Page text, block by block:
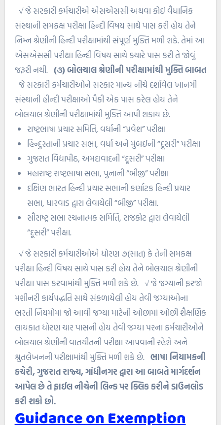
√જે સરકારી કર્મચારીએ એસએસસી અથવા કોઈ વૈધાનિક
સંસ્થાની સમકક્ષ પરીક્ષા હિન્દી વિષય સાથે પાસ કરી હોય તેને
નિમ્ન શ્રેણીની હિન્દી પરીક્ષામાંથી સંપૂર્ણ મુક્તિ મળી શકે. તેમાં આ
એસએસસી પરીક્ષા હિન્દી વિષય સાથે ક્યારે પાસ કરી તે જોવું
જરૂરી નથી. (૩) બોલચાલ શ્રેણીની પરીક્ષામાંથી મુક્તિ બાબત
જે સરકારી કર્મચારીઓને સરકાર માન્ય નીચે દર્શાવેલ ખાનગી
સંસ્થાની હીન્દી પરીક્ષાઓ પૈકી એક પાસ કરેલ હોય તેને
બોલચાલ શ્રેણીની પરીક્ષામાંથી મુક્તિ આપી શકાય છે.
રાષ્ટ્રભાષા પ્રચાર સમિતિ, વર્ધાની “પ્રવેશ” પરીક્ષા
હિન્દુસ્તાની પ્રચાર સભા, વર્ધા અને મુંબઈની “દૂસરી” પરીક્ષા
ગુજરાત વિદ્યાપીઠ, અમદાવાદની “દૂસરી” પરીક્ષા
મહારાષ્ટ્ર રાષ્ટ્રભાષા સભા, પુનાની “બીજી” પરીક્ષા
દક્ષિણ ભારત હિન્દી પ્રચાર સભાની કર્ણાટક હિન્દી પ્રચાર
સભા, ધારવાડ દ્વારા લેવાયેલી “બીજી” પરીક્ષા.
સૌરાષ્ટ્ર સભા રચનાત્મક સમિતિ, રાજકોટ દ્વારા લેવાયેલી
“દૂસરી” પરીક્ષા.
√જે સરકારી કર્મચારીઓએ ધોરણ ૭(સાત) કે તેની સમકક્ષ
પરીક્ષા હિન્દી વિષય સાથે પાસ કરી હોય તેને બોલચાલ શ્રેણીની
પરીક્ષા પાસ કરવામાંથી મુક્તિ મળી શકે છે. √જે જગ્યાની ફરજો
મશીનરી કાર્યપદ્ધતિ સાથે સંકળાયેલી હોય તેવી જગ્યાઓના
ભરતી નિયમોમાં જો આવી જગ્યા માટેની ઓછામાં ઓછી શૈક્ષણિક
લાયકાત ધોરણ ચાર પાસની હોય તેવી જગ્યા પરના કર્મચારીઓને
બોલચાલ શ્રેણીની વાતચીતની પરીક્ષા આપવાની રહેશે અને
શ્રુતલેખનની પરીક્ષામાંથી મુક્તિ મળી શકે છે. ભાષા નિયામકની
કચેરી, ગુજરાત રાજ્ય, ગાંધીનગર દ્વારા આ બાબતે માર્ગદર્શન
આપેલ છે તે ફાઈલ નીચેની લિન્ક પર ક્લિક કરીને ડાઉનલોડ
કરી શકો છો.
Guidance on Exemption